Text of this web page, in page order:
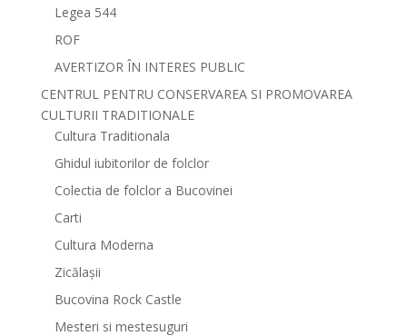
Legea 544
ROF
AVERTIZOR ÎN INTERES PUBLIC
CENTRUL PENTRU CONSERVAREA SI PROMOVAREA
CULTURII TRADITIONALE
Cultura Traditionala
Ghidul iubitorilor de folclor
Colectia de folclor a Bucovinei
Carti
Cultura Moderna
Zicălașii
Bucovina Rock Castle
Mesteri si mestesuguri